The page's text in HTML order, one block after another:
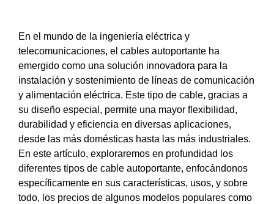
En el mundo de la ingeniería eléctrica y
telecomunicaciones, el cables autoportante ha
emergido como una solución innovadora para la
instalación y sostenimiento de líneas de comunicación
y alimentación eléctrica. Este tipo de cable, gracias a
su diseño especial, permite una mayor flexibilidad,
durabilidad y eficiencia en diversas aplicaciones,
desde las más domésticas hasta las más industriales.
En este artículo, exploraremos en profundidad los
diferentes tipos de cable autoportante, enfocándonos
específicamente en sus características, usos, y sobre
todo, los precios de algunos modelos populares como